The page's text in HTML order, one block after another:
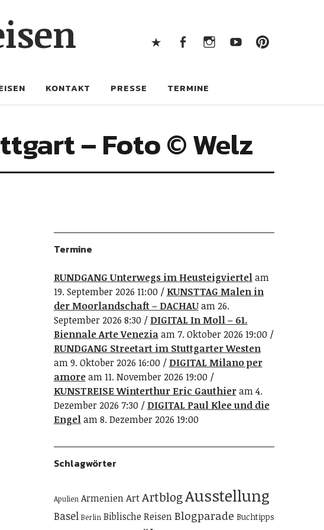
KONTAKT PRESSE TERMINE
– Foto © Welz
Termine
RUNDGANG Unterwegs im Heusteigviertelam
19. September 2026 11:00
KUNSTTAG Malen in
der Moorlandschaft – DACHAUam 26.
September 2026 8:30
DIGITAL In Moll – 61.
Biennale Arte Veneziaam 7. Oktober 2026 19:00
RUNDGANG Streetart im Stuttgarter Westen
am 9. Oktober 2026 16:00
DIGITAL Milano per
amoream 11. November 2026 19:00
KUNSTREISE Winterthur Eric Gauthieram 4.
Dezember 2026 7:30
DIGITAL Paul Klee und die
Engelam 8. Dezember 2026 19:00
Schlagwörter
Apulien ArmenienArtArtblogAusstellung
Basel Berlin Biblische ReisenBlogparade Buchtipps